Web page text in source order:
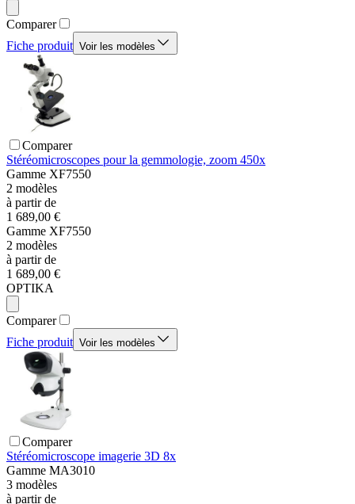
Comparer
Fiche produit Voir les modèles
Comparer
Stéréomicroscopes pour la gemmologie, zoom 450x
Gamme XF7550
2 modèles
à partir de
1 689,00 €
Gamme XF7550
2 modèles
à partir de
1 689,00 €
OPTIKA
Comparer
Fiche produit Voir les modèles
Comparer
Stéréomicroscope imagerie 3D 8x
Gamme MA3010
3 modèles
à partir de